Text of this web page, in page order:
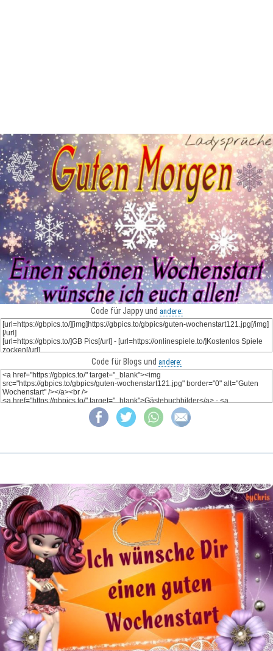
Code für Jappy und andere:
Code für Blogs und andere: